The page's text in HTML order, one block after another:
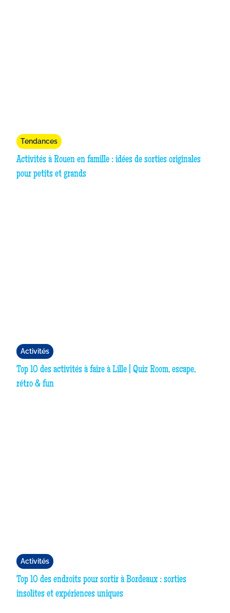
Tendances
Activités à Rouen en famille : idées de sorties originales
pour petits et grands
Activités
Top 10 des activités à faire à Lille | Quiz Room, escape,
rétro & fun
Activités
Top 10 des endroits pour sortir à Bordeaux : sorties
insolites et expériences uniques